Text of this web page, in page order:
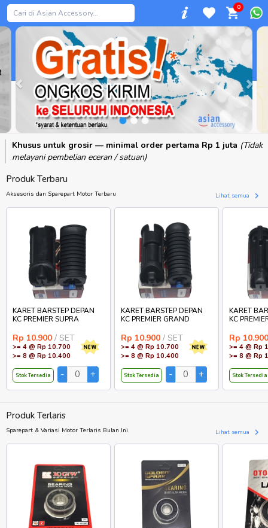
0
Khusus untuk grosir — minimal order pertama Rp 1 juta (Tidak
melayani pembelian eceran / satuan)
Produk Terbaru
Aksesoris dan Sparepart Motor Terbaru Lihat semua
KARET BARSTEP DEPAN
KC PREMIER SUPRA
Rp 10.900 / SET
>= 4 @ Rp 10.700
>= 8 @ Rp 10.400
Stok Tersedia
KARET BARSTEP DEPAN
KC PREMIER GRAND
Rp 10.900 / SET
>= 4 @ Rp 10.700
>= 8 @ Rp 10.400
Stok Tersedia
KARET
KC
Rp 10.900
>= 4 @ Rp
>= 8 @ Rp
Stok Tersedia
Produk Terlaris
Sparepart & Variasi Motor Terlaris Bulan Ini Lihat semua